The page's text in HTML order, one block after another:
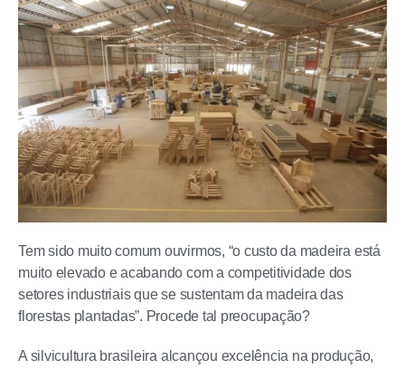
Tem sido muito comum ouvirmos, “o custo da madeira está
muito elevado e acabando com a competitividade dos
setores industriais que se sustentam da madeira das
florestas plantadas”. Procede tal preocupação?
A silvicultura brasileira alcançou excelência na produção,